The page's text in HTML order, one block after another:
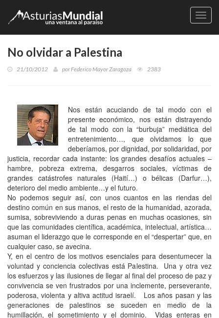
No olvidar a Palestina
21/10/2012 porFederico Mayor Zaragoza 2383
Nos están acuciando de tal modo con el
presente económico, nos están distrayendo
de tal modo con la “burbuja” mediática del
entretenimiento…, que olvidamos lo que
deberíamos, por dignidad, por solidaridad, por
justicia, recordar cada instante: los grandes desafíos actuales –
hambre, pobreza extrema, desgarros sociales, víctimas de
grandes catástrofes naturales (Haití…) o bélicas (Darfur…),
deterioro del medio ambiente…y el futuro.
No podemos seguir así, con unos cuantos en las riendas del
destino común en sus manos, el resto de la humanidad, azorada,
sumisa, sobreviviendo a duras penas en muchas ocasiones, sin
que las comunidades científica, académica, intelectual, artística…
asuman el liderazgo que le corresponde en el “despertar” que, en
cualquier caso, se avecina.
Y, en el centro de los motivos esenciales para desentumecer la
voluntad y conciencia colectivas está Palestina. Una y otra vez
los esfuerzos y las ilusiones de llegar al final del proceso de paz y
convivencia se ven frustrados por una inclemente, perseverante,
poderosa, violenta y altiva actitud israelí. Los años pasan y las
generaciones de palestinos se suceden en medio de la
humillación, el sometimiento y el dominio. Vidas enteras en